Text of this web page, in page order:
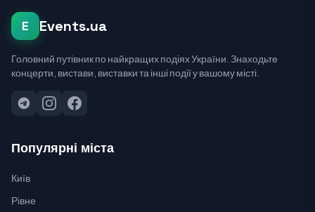
E Events.ua
Головний путівник по найкращих подіях України. Знаходьте
концерти, вистави, виставки та інші події у вашому місті.
Популярні міста
Київ
Рівне